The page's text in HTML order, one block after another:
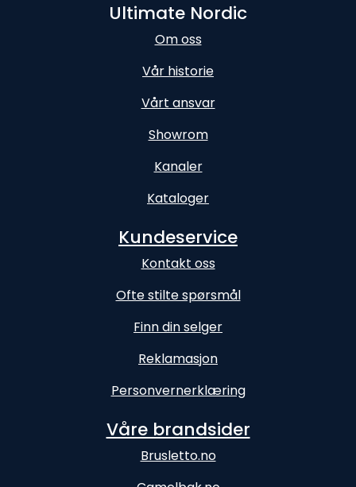
Ultimate Nordic
Om oss
Vår historie
Vårt ansvar
Showrom
Kanaler
Kataloger
Kundeservice
Kontakt oss
Ofte stilte spørsmål
Finn din selger
Reklamasjon
Personvernerklæring
Våre brandsider
Brusletto.no